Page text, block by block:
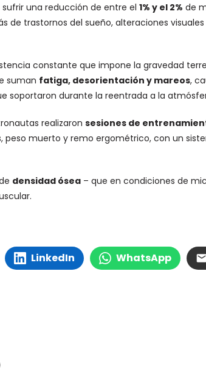
una reducción de entre el 1% y el 2% de
de trastornos del sueño, alteraciones
constante que impone la gravedad
suman fatiga, desorientación y mareos,
soportaron durante la reentrada a la
realizaron sesiones de
peso muerto y remo ergométrico, con un
densidad ósea– que en condiciones de
LinkedIn WhatsApp